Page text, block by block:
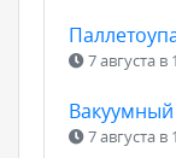
7 августа в
7 августа в